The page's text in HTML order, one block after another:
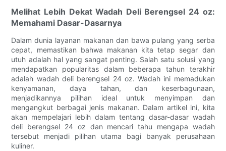
Melihat Lebih Dekat Wadah Deli Berengsel 24 oz:
Memahami Dasar-Dasarnya
Dalam dunia layanan makanan dan bawa pulang yang serba
cepat, memastikan bahwa makanan kita tetap segar dan
utuh adalah hal yang sangat penting. Salah satu solusi yang
mendapatkan popularitas dalam beberapa tahun terakhir
adalah wadah deli berengsel 24 oz. Wadah ini memadukan
kenyamanan, daya tahan, dan keserbagunaan,
menjadikannya pilihan ideal untuk menyimpan dan
mengangkut berbagai jenis makanan. Dalam artikel ini, kita
akan mempelajari lebih dalam tentang dasar-dasar wadah
deli berengsel 24 oz dan mencari tahu mengapa wadah
tersebut menjadi pilihan utama bagi banyak perusahaan
kuliner.